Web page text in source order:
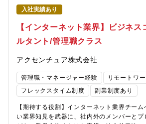
ネクテッドプロダクトを利用したサービス事
ファイナンス、デジタルワークフォース構築
力】■新規事業開発支援、DX改革推進、ESG
様々なサービスでクライアントの支援を行う
積むことができ、市場価値が高まります。■
ています。技術面で先行する欧米のトレンド
スできることで最新技術にキャッチアップで
入社実績あり
【インターネット業界】ビジネス
ルタント/管理職クラス
アクセンチュア株式会社
管理職・マネージャー経験
リモートワ
フレックスタイム制度
副業制度あり
【期待する役割】インターネット業界チー
い業界知見を武器に、社内外のメンバーとプ